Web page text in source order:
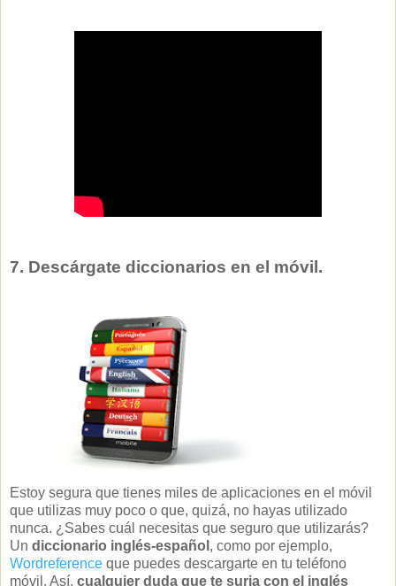
7. Descárgate diccionarios en el móvil.
Estoy segura que tienes miles de aplicaciones en el móvil
que utilizas muy poco o que, quizá, no hayas utilizado
nunca. ¿Sabes cuál necesitas que seguro que utilizarás?
Undiccionario inglés-español , como por ejemplo,
Wordreference que puedes descargarte en tu teléfono
móvil. Así,cualquier duda que te surja con el inglés